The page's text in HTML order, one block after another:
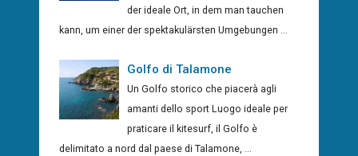
der ideale Ort, in dem man tauchen
kann, um einer der spektakulärsten Umgebungen ...
Golfo di Talamone
Un Golfo storico che piacerà agli
amanti dello sport Luogo ideale per
praticare il kitesurf, il Golfo è
delimitato a nord dal paese di Talamone, ...